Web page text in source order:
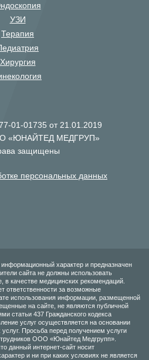
УЗИ
Терапия
Хирургия
01-01735 от 21.01.2019
«ЮНАЙТЕД МЕДГРУП»
защищены
персональных данных
характер и предназначен
сайта не должны использовать
качестве медицинских рекомендаций.
за возможные
использования информации, размещенной
на сайте, не являются публичной
статьи 437 Гражданского кодекса
услуг осуществляется на основании
Просьба перед получением услуги
ООО «Юнайтед Медгрупп».
данный интернет-сайт носит
и ни при каких условиях не является